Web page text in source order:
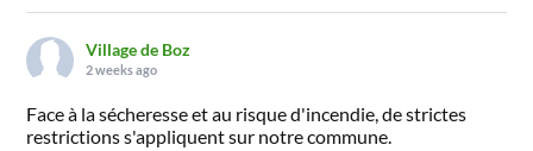
Village de Boz
2 weeks ago
Face à la sécheresse et au risque d'incendie, de strictes
restrictions s'appliquent sur notre commune.